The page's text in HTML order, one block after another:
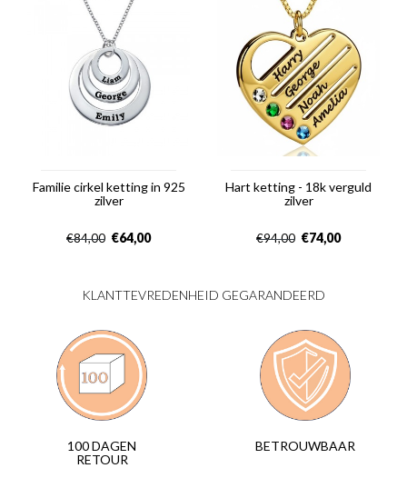
Familie cirkel ketting in 925
zilver
€84,00 €64,00
Hart ketting - 18k verguld
zilver
€94,00 €74,00
KLANTTEVREDENHEID GEGARANDEERD
100 DAGEN
RETOUR
BETROUWBAAR